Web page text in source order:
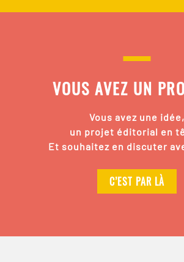
VOUS AVEZ UN
Vous avez une idée,
un projet éditorial en
Et souhaitez en discuter
C’EST PAR LÀ